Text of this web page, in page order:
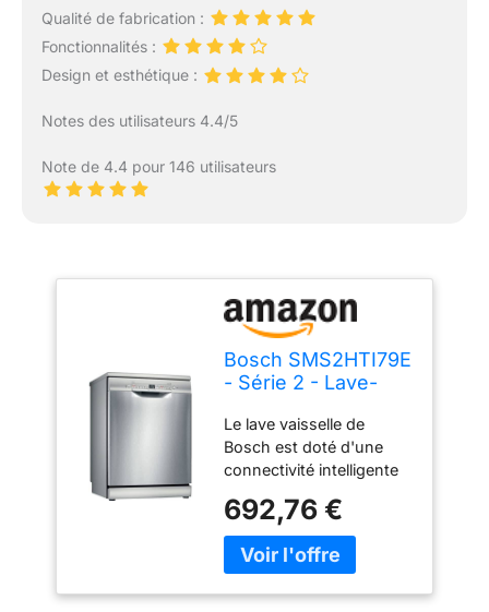
Qualité de fabrication :
Fonctionnalités :
Design et esthétique :
Notes des utilisateurs 4.4/5
Note de 4.4 pour 146 utilisateurs
Bosch SMS2HTI79E
- Série 2 - Lave-
- 60cm - Home
Connect - 12
couverts - Moteur
EcoSilence - Inox
Le lave vaisselle de
Bosch est doté d'une
connectivité intelligente
quotidien. Grâce au
partenariat avec Amazon
Alexa vous pouvez
692,76 €